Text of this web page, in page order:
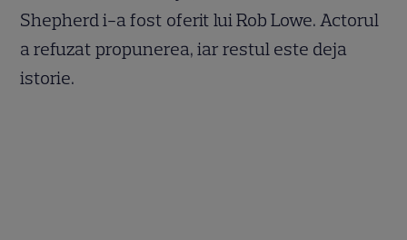
Shepherd i-a fost oferit lui Rob Lowe. Actorul
a refuzat propunerea, iar restul este deja
istorie.